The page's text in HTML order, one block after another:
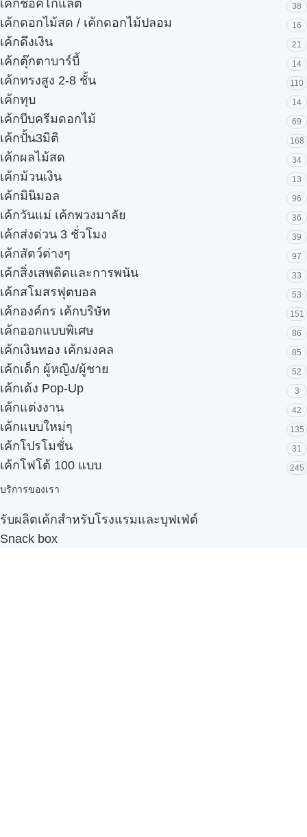
เค้กชอคโกแลต 38
เค้กดอกไม้สด / เค้กดอกไม้ปลอม 16
เค้กดึงเงิน 21
เค้กตุ๊กตาบาร์บี้ 14
เค้กทรงสูง 2-8 ชั้น 110
เค้กทุบ 14
เค้กบีบครีมดอกไม้ 69
เค้กปั้น3มิติ 168
เค้กผลไม้สด 34
เค้กม้วนเงิน 13
เค้กมินิมอล 96
เค้กวันแม่ เค้กพวงมาลัย 36
เค้กส่งด่วน 3 ชั่วโมง 39
เค้กสัตว์ต่างๆ 97
เค้กสิ่งเสพติดและการพนัน 33
เค้กสโมสรฟุตบอล 53
เค้กองค์กร เค้กบริษัท 151
เค้กออกแบบพิเศษ 86
เค้กเงินทอง เค้กมงคล 85
เค้กเด็ก ผู้หญิง/ผู้ชาย 52
เค้กเด้ง Pop-Up 3
เค้กแต่งงาน 42
เค้กแบบใหม่ๆ 135
เค้กโปรโมชั่น 31
เค้กโฟโต้ 100 แบบ 245
บริการของเรา
รับผลิตเค้กสำหรับโรงแรมและบุฟเฟ่ต์
Snack box